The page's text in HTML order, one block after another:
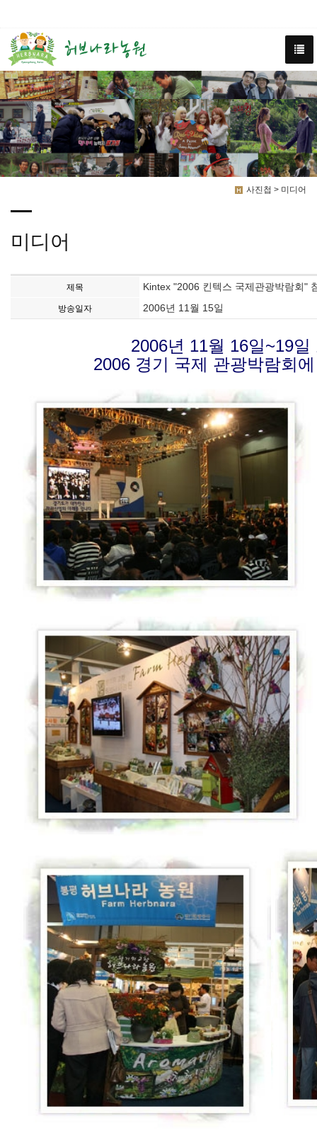
사진첩 > 미디어
미디어
제목 Kintex "2006 킨텍스 국제관광박람회"
방송일자 2006년 11월 15일
2006년 11월 16일~19
2006 경기 국제 관광박람회